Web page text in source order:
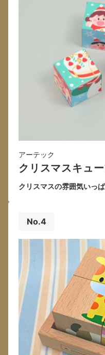
アーテック
クリスマスキュ
クリスマスの雰囲気いっ
No.4